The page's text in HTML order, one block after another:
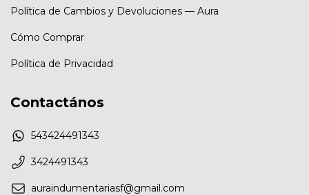
Política de Cambios y Devoluciones — Aura
Cómo Comprar
Política de Privacidad
Contactános
543424491343
3424491343
auraindumentariasf@gmail.com